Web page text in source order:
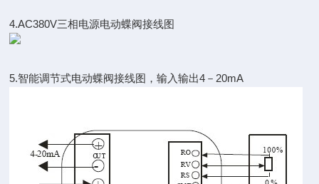
4.AC380V三相电源电动蝶阀接线图
5.智能调节式电动蝶阀接线图，输入输出4－20mA